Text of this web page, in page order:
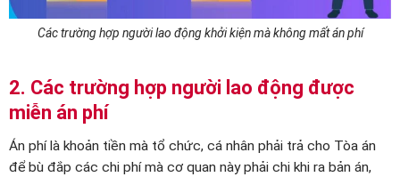
Các trường hợp người lao động khởi kiện mà không mất án phí
2. Các trường hợp người lao động được
miễn án phí
Án phí là khoản tiền mà tổ chức, cá nhân phải trả cho Tòa án
để bù đắp các chi phí mà cơ quan này phải chi khi ra bản án,